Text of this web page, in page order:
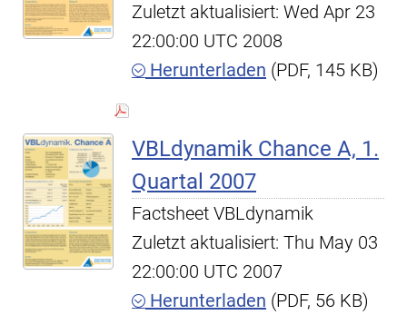
Zuletzt aktualisiert: Wed Apr 23
22:00:00 UTC 2008
Herunterladen (PDF, 145 KB)
VBLdynamik Chance A, 1.
Quartal 2007
Factsheet VBLdynamik
Zuletzt aktualisiert: Thu May 03
22:00:00 UTC 2007
Herunterladen (PDF, 56 KB)